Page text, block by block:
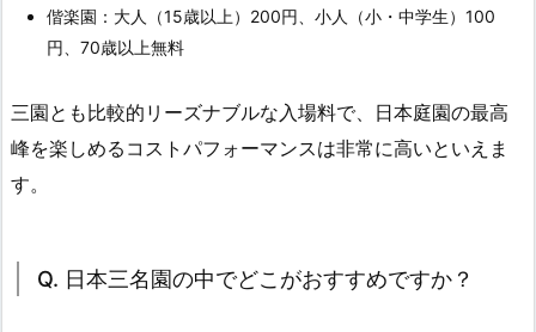
偕楽園：大人（15歳以上）200円、小人（小・中学生）100
円、70歳以上無料
三園とも比較的リーズナブルな入場料で、日本庭園の最高
峰を楽しめるコストパフォーマンスは非常に高いといえま
す。
Q. 日本三名園の中でどこがおすすめですか？